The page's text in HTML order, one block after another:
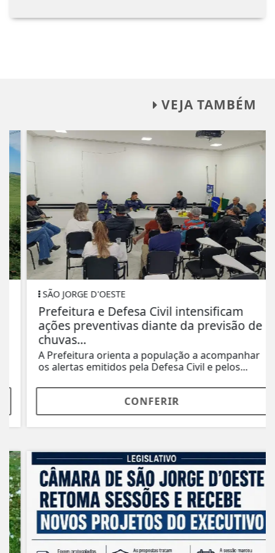
VEJA TAMBÉM
SÃO JORGE D'OESTE
Prefeitura e Defesa Civil intensificam
ações preventivas diante da previsão de
chuvas...
A Prefeitura orienta a população a acompanhar
os alertas emitidos pela Defesa Civil e pelos...
CONFERIR